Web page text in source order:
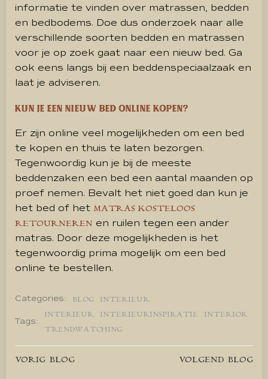
informatie te vinden over matrassen, bedden
en bedbodems. Doe dus onderzoek naar alle
verschillende soorten bedden en matrassen
voor je op zoek gaat naar een nieuw bed. Ga
ook eens langs bij een beddenspeciaalzaak en
laat je adviseren.
Kun je een nieuw bed online kopen?
Er zijn online veel mogelijkheden om een bed
te kopen en thuis te laten bezorgen.
Tegenwoordig kun je bij de meeste
beddenzaken een bed een aantal maanden op
proef nemen. Bevalt het niet goed dan kun je
het bed of het MATRAS KOSTELOOS
RETOURNEREN en ruilen tegen een ander
matras. Door deze mogelijkheden is het
tegenwoordig prima mogelijk om een bed
online te bestellen.
Categories: BLOG INTERIEUR
Tags:
INTERIEUR INTERIEURINSPIRATIE
INTERIOR
TRENDWATCHING
Bericht
VORIG BLOG
BerichtVOLGEND BLOG